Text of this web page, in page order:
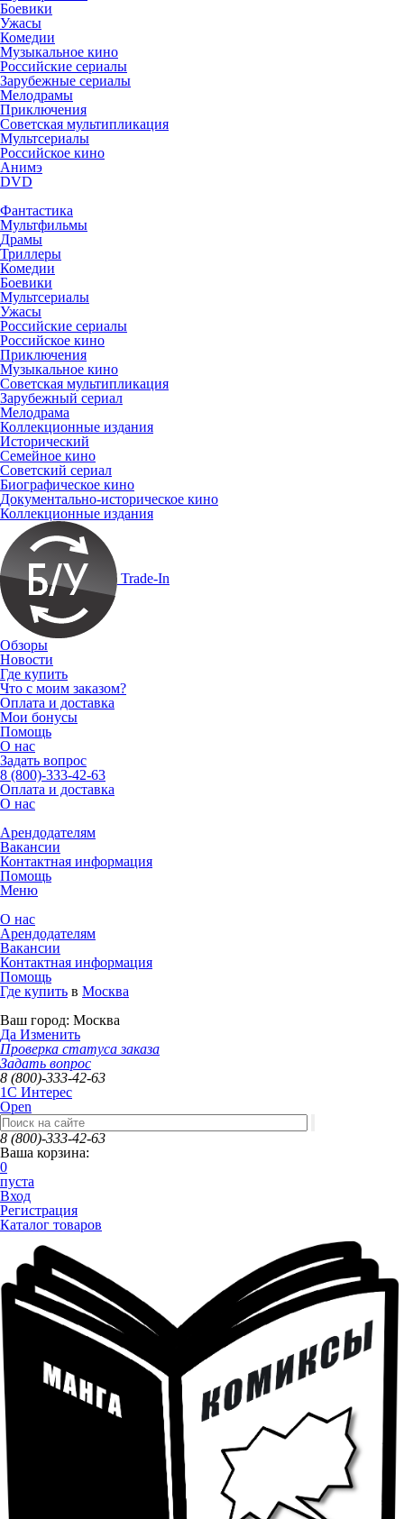
Боевики
Ужасы
Комедии
Музыкальное кино
Российские сериалы
Зарубежные сериалы
Мелодрамы
Приключения
Советская мультипликация
Мультсериалы
Российское кино
Анимэ
DVD
Фантастика
Мультфильмы
Драмы
Триллеры
Комедии
Боевики
Мультсериалы
Ужасы
Российские сериалы
Российское кино
Приключения
Музыкальное кино
Советская мультипликация
Зарубежный сериал
Мелодрама
Коллекционные издания
Исторический
Семейное кино
Советский сериал
Биографическое кино
Документально-историческое кино
Коллекционные издания
Trade-In
Обзоры
Новости
Где купить
Что с моим заказом?
Оплата и доставка
Мои бонусы
Помощь
О нас
Задать вопрос
8 (800)-333-42-63
Оплата и доставка
О нас
Арендодателям
Вакансии
Контактная информация
Помощь
Меню
О нас
Арендодателям
Вакансии
Контактная информация
Помощь
Где купить в Москва
Ваш город: Москва
Да Изменить
Проверка статуса заказа
Задать вопрос
8 (800)-333-42-63
1C Интерес
Open
8 (800)-333-42-63
Ваша корзина:
0
пуста
Вход
Регистрация
Каталог товаров